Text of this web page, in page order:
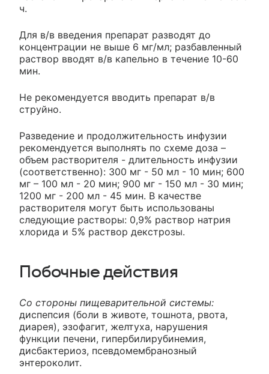
ч.
Для в/в введения препарат разводят до
концентрации не выше 6 мг/мл; разбавленный
раствор вводят в/в капельно в течение 10-60
мин.
Не рекомендуется вводить препарат в/в
струйно.
Разведение и продолжительность инфузии
рекомендуется выполнять по схеме доза –
объем растворителя - длительность инфузии
(соответственно): 300 мг - 50 мл - 10 мин; 600
мг – 100 мл - 20 мин; 900 мг - 150 мл - 30 мин;
1200 мг - 200 мл - 45 мин. В качестве
растворителя могут быть использованы
следующие растворы: 0,9% раствор натрия
хлорида и 5% раствор декстрозы.
Побочные действия
Со стороны пищеварительной системы:
диспепсия (боли в животе, тошнота, рвота,
диарея), эзофагит, желтуха, нарушения
функции печени, гипербилирубинемия,
дисбактериоз, псевдомембранозный
энтероколит.